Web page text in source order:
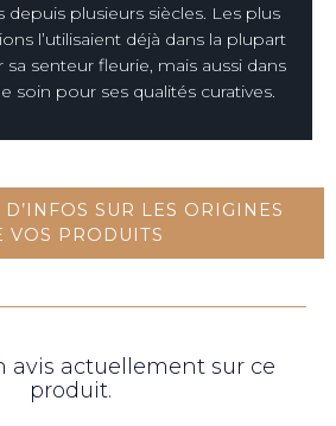
plusieurs siècles. Les plus
l’utilisaient déjà dans la plupart
senteur fleurie, mais aussi dans
soin pour ses qualités curatives.
SUR LES ORIGINES
VOS PRODUITS
avis actuellement sur ce
produit.